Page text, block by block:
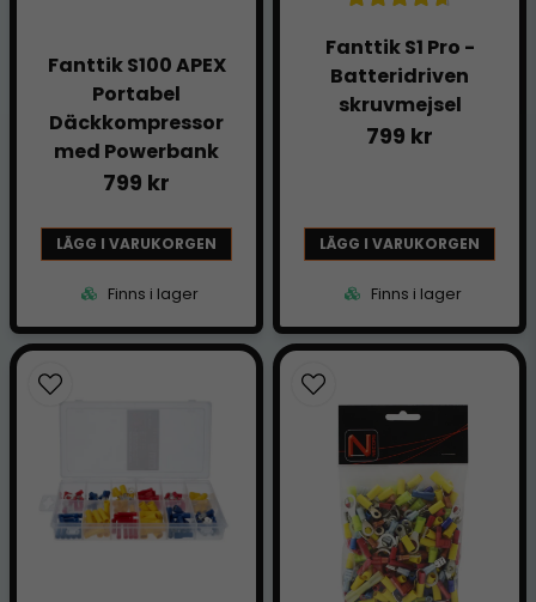
Fanttik S100 APEX
Portabel
Däckkompressor
med Powerbank
799 kr
LÄGG I VARUKORGEN
Finns i lager
Fanttik S1 Pro -
Batteridriven
skruvmejsel
799 kr
LÄGG I VARUKORGEN
Finns i lager